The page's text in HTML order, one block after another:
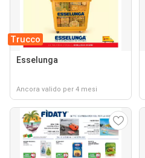
Trucco
Esselunga
Ancora valido per 4 mesi